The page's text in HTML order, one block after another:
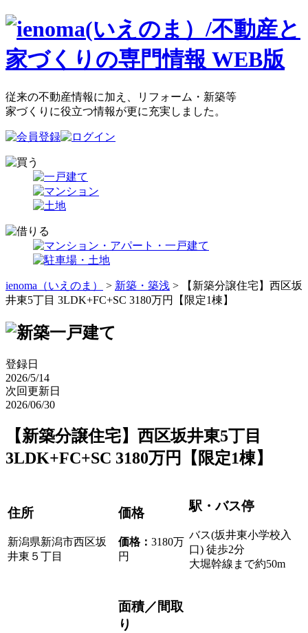
従来の不動産情報に加え、リフォーム・新築等
家づくりに役立つ情報が更に充実しました。
ienoma（いえのま） > 新築・築浅 > 【新築分譲住宅】西区坂
井東5丁目 3LDK+FC+SC 3180万円【限定1棟】
登録日
2026/5/14
次回更新日
2026/06/30
【新築分譲住宅】西区坂井東5丁目
3LDK+FC+SC 3180万円【限定1棟】
住所
新潟県新潟市西区坂
井東５丁目
価格
価格： 3180万
円
駅・バス停
バス(坂井東小学校入
口) 徒歩2分
大堀幹線まで約50m
面積／間取
り